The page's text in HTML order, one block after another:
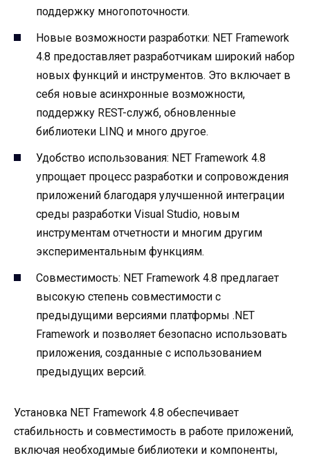
поддержку многопоточности.
Новые возможности разработки: NET Framework
4.8 предоставляет разработчикам широкий набор
новых функций и инструментов. Это включает в
себя новые асинхронные возможности,
поддержку REST-служб, обновленные
библиотеки LINQ и много другое.
Удобство использования: NET Framework 4.8
упрощает процесс разработки и сопровождения
приложений благодаря улучшенной интеграции
среды разработки Visual Studio, новым
инструментам отчетности и многим другим
экспериментальным функциям.
Совместимость: NET Framework 4.8 предлагает
высокую степень совместимости с
предыдущими версиями платформы .NET
Framework и позволяет безопасно использовать
приложения, созданные с использованием
предыдущих версий.
Установка NET Framework 4.8 обеспечивает
стабильность и совместимость в работе приложений,
включая необходимые библиотеки и компоненты,